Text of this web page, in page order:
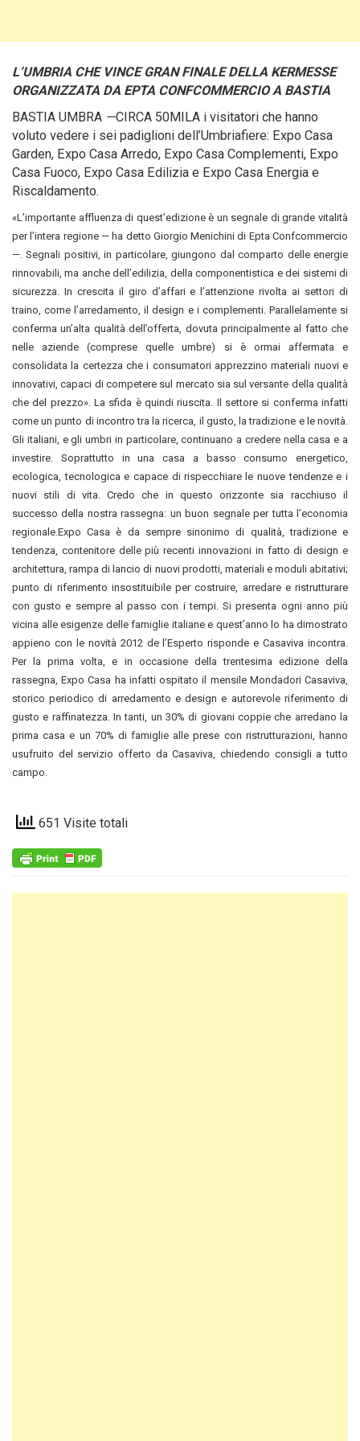
L’UMBRIA CHE VINCE GRAN FINALE DELLA KERMESSE
ORGANIZZATA DA EPTA CONFCOMMERCIO A BASTIA
BASTIA UMBRA —CIRCA 50MILA i visitatori che hanno
voluto vedere i sei padiglioni dell’Umbriafiere: Expo Casa
Garden, Expo Casa Arredo, Expo Casa Complementi, Expo
Casa Fuoco, Expo Casa Edilizia e Expo Casa Energia e
Riscaldamento.
«L’importante affluenza di quest’edizione è un segnale di grande vitalità
per l’intera regione — ha detto Giorgio Menichini di Epta Confcommercio
—. Segnali positivi, in particolare, giungono dal comparto delle energie
rinnovabili, ma anche dell’edilizia, della componentistica e dei sistemi di
sicurezza. In crescita il giro d’affari e l’attenzione rivolta ai settori di
traino, come l’arredamento, il design e i complementi. Parallelamente si
conferma un’alta qualità dell’offerta, dovuta principalmente al fatto che
nelle aziende (comprese quelle umbre) si è ormai affermata e
consolidata la certezza che i consumatori apprezzino materiali nuovi e
innovativi, capaci di competere sul mercato sia sul versante della qualità
che del prezzo». La sfida è quindi riuscita. Il settore si conferma infatti
come un punto di incontro tra la ricerca, il gusto, la tradizione e le novità.
Gli italiani, e gli umbri in particolare, continuano a credere nella casa e a
investire. Soprattutto in una casa a basso consumo energetico,
ecologica, tecnologica e capace di rispecchiare le nuove tendenze e i
nuovi stili di vita. Credo che in questo orizzonte sia racchiuso il
successo della nostra rassegna: un buon segnale per tutta l’economia
regionale.Expo Casa è da sempre sinonimo di qualità, tradizione e
tendenza, contenitore delle più recenti innovazioni in fatto di design e
architettura, rampa di lancio di nuovi prodotti, materiali e moduli abitativi;
punto di riferimento insostituibile per costruire, arredare e ristrutturare
con gusto e sempre al passo con i tempi. Si presenta ogni anno più
vicina alle esigenze delle famiglie italiane e quest’anno lo ha dimostrato
appieno con le novità 2012 de l’Esperto risponde e Casaviva incontra.
Per la prima volta, e in occasione della trentesima edizione della
rassegna, Expo Casa ha infatti ospitato il mensile Mondadori Casaviva,
storico periodico di arredamento e design e autorevole riferimento di
gusto e raffinatezza. In tanti, un 30% di giovani coppie che arredano la
prima casa e un 70% di famiglie alle prese con ristrutturazioni, hanno
usufruito del servizio offerto da Casaviva, chiedendo consigli a tutto
campo.
651 Visite totali